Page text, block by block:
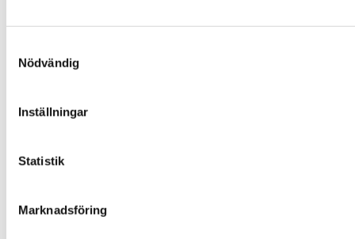
Nödvändig
Inställningar
Statistik
Marknadsföring